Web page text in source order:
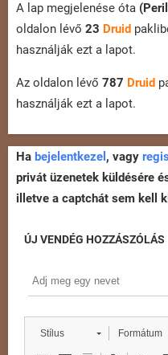
A lap megjelenése óta
oldalon lévő 23 Druid
használják ezt a lapot.
Az oldalon lévő 787 Druid
használják ezt a lapot.
Ha bejelentkezel , vagy
privát üzenetek küldésére
illetve a captchát sem kell
ÚJ VENDÉG HOZZÁSZÓLÁS
Stílus Formátum